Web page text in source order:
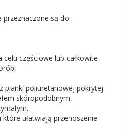
są do:
częściowe lub całkowite
pianki poliuretanowej pokrytej
skóropodobnym,
ułatwiają przenoszenie